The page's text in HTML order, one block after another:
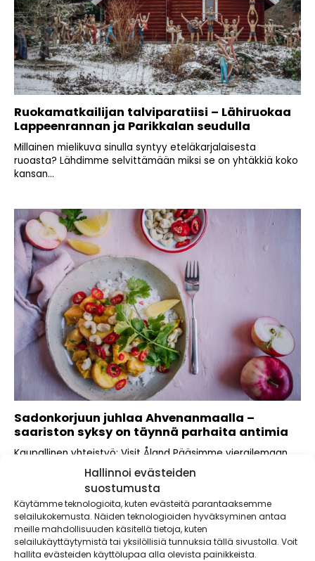
Hallinnoi evästeiden
suostumusta
Käytämme teknologioita, kuten evästeitä parantaaksemme
selailukokemusta. Näiden teknologioiden hyväksyminen antaa
meille mahdollisuuden käsitellä tietoja, kuten
selailukäyttäytymistä tai yksilöllisiä tunnuksia tällä sivustolla. Voit
hallita evästeiden käyttölupaa alla olevista painikkeista.
Ruokamatkailijan talviparatiisi – Lähiruokaa
Lappeenrannan ja Parikkalan seudulla
Millainen mielikuva sinulla syntyy eteläkarjalaisesta
ruoasta? Lähdimme selvittämään miksi se on yhtäkkiä koko
kansan...
Sadonkorjuun juhlaa Ahvenanmaalla –
saariston syksy on täynnä parhaita antimia
Kaupallinen yhteistyö: Visit Åland Pääsimme vierailemaan
Ahvenanmaalla herkulliseen sadonkorjuun aikaan, jolloin
kotimaan antimet...